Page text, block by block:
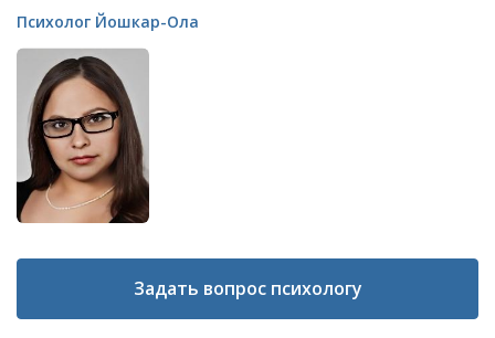
Психолог Йошкар-Ола
Задать вопрос психологу